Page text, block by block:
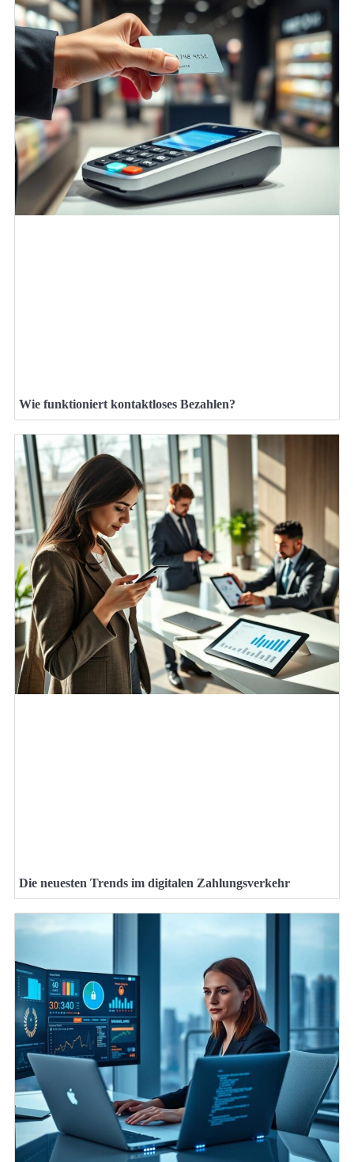
Wie funktioniert kontaktloses Bezahlen?
Die neuesten Trends im digitalen Zahlungsverkehr